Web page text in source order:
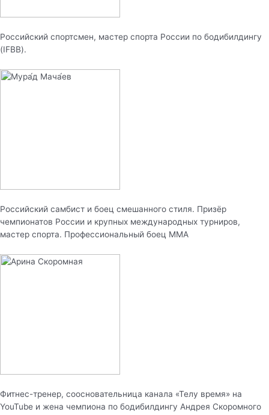
Российский спортсмен, мастер спорта России по бодибилдингу
(IFBB).
Российский самбист и боец смешанного стиля. Призёр
чемпионатов России и крупных международных турниров,
мастер спорта. Профессиональный боец MMA
Фитнес-тренер, соосновательница канала «Телу время» на
YouTube и жена чемпиона по бодибилдингу Андрея Скоромного